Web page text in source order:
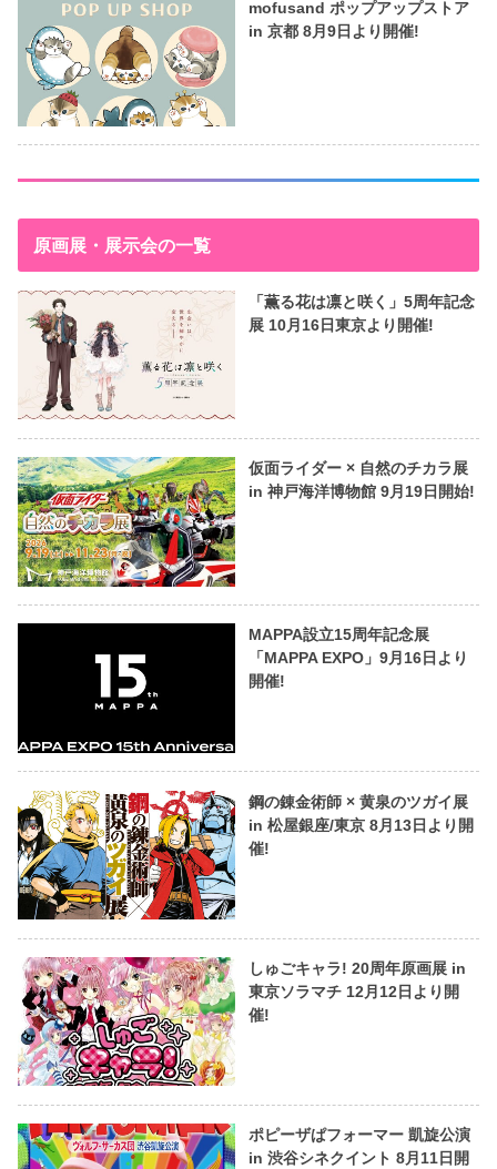
mofusand ポップアップストア
in 京都 8月9日より開催!
原画展・展示会の一覧
「薫る花は凛と咲く」5周年記念
展 10月16日東京より開催!
仮面ライダー × 自然のチカラ展
in 神戸海洋博物館 9月19日開始!
MAPPA設立15周年記念展
「MAPPA EXPO」9月16日より
開催!
鋼の錬金術師 × 黄泉のツガイ展
in 松屋銀座/東京 8月13日より開
催!
しゅごキャラ! 20周年原画展 in
東京ソラマチ 12月12日より開
催!
ポピーザぱフォーマー 凱旋公演
in 渋谷シネクイント 8月11日開